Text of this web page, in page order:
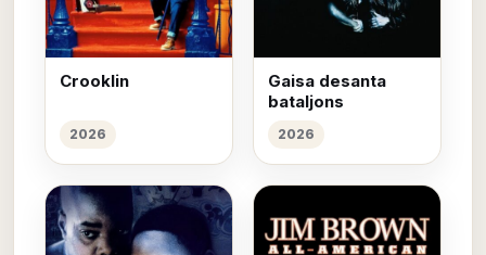
Crooklin
2026
Gaisa desanta
bataljons
2026